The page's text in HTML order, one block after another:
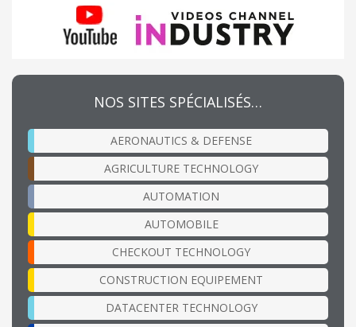
NOS SITES SPÉCIALISÉS…
AERONAUTICS & DEFENSE
AGRICULTURE TECHNOLOGY
AUTOMATION
AUTOMOBILE
CHECKOUT TECHNOLOGY
CONSTRUCTION EQUIPEMENT
DATACENTER TECHNOLOGY